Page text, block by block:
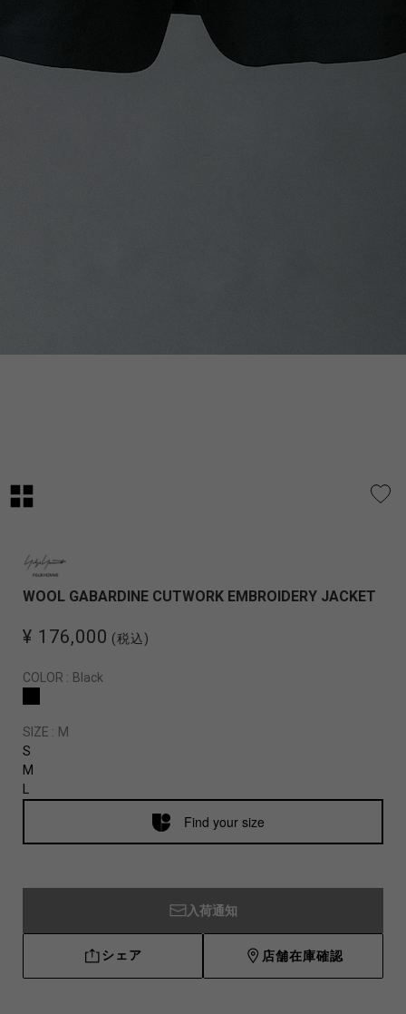
WOOL GABARDINE CUTWORK EMBROIDERY JACKET
¥ 176,000 (税込)
COLOR : Black
SIZE : M
S
M
Find your size
入荷通知
シェア 店舗在庫確認